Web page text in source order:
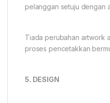
pelanggan setuju dengan
Tiada perubahan artwork
proses pencetakkan
5. DESIGN